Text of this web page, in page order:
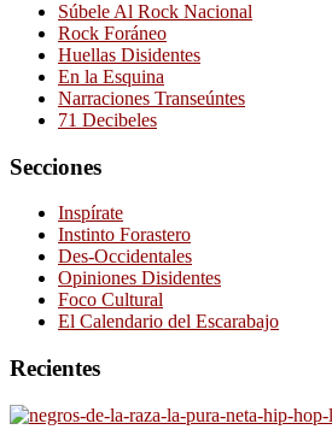
Súbele Al Rock Nacional
Rock Foráneo
Huellas Disidentes
En la Esquina
Narraciones Transeúntes
71 Decibeles
Secciones
Inspírate
Instinto Forastero
Des-Occidentales
Opiniones Disidentes
Foco Cultural
El Calendario del Escarabajo
Recientes